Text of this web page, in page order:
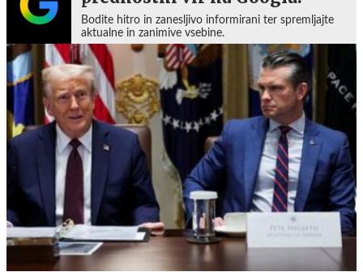
Bodite hitro in zanesljivo informirani ter spremljajte
aktualne in zanimive vsebine.